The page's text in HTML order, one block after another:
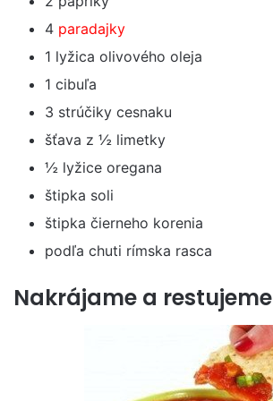
4 paradajky
1 lyžica olivového oleja
1 cibuľa
3 strúčiky cesnaku
šťava z ½ limetky
½ lyžice oregana
štipka soli
štipka čierneho korenia
podľa chuti rímska rasca
Nakrájame a restujeme